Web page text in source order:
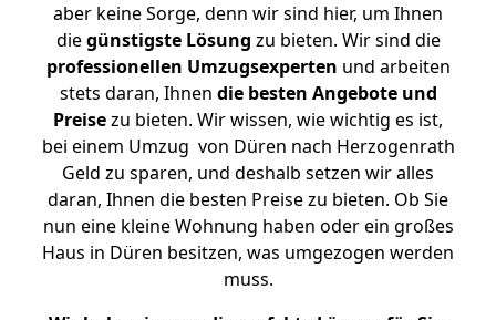
aber keine Sorge, denn wir sind hier, um Ihnen
diegünstigste Lösung zu bieten. Wir sind die
professionellen Umzugsexperten und arbeiten
stets daran, Ihnen die besten Angebote und
Preisezu bieten. Wir wissen, wie wichtig es ist,
bei einem Umzug von Düren nach Herzogenrath
Geld zu sparen, und deshalb setzen wir alles
daran, Ihnen die besten Preise zu bieten. Ob Sie
nun eine kleine Wohnung haben oder ein großes
Haus in Düren besitzen, was umgezogen werden
muss.